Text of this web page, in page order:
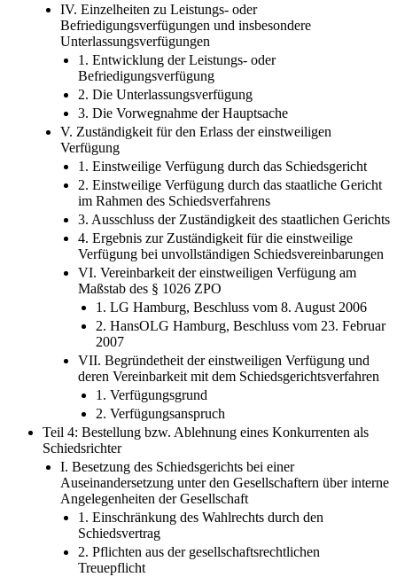
IV. Einzelheiten zu Leistungs- oder
Befriedigungsverfügungen und insbesondere
Unterlassungsverfügungen
1. Entwicklung der Leistungs- oder
Befriedigungsverfügung
2. Die Unterlassungsverfügung
3. Die Vorwegnahme der Hauptsache
V. Zuständigkeit für den Erlass der einstweiligen
Verfügung
1. Einstweilige Verfügung durch das Schiedsgericht
2. Einstweilige Verfügung durch das staatliche Gericht
im Rahmen des Schiedsverfahrens
3. Ausschluss der Zuständigkeit des staatlichen Gerichts
4. Ergebnis zur Zuständigkeit für die einstweilige
Verfügung bei unvollständigen Schiedsvereinbarungen
VI. Vereinbarkeit der einstweiligen Verfügung am
Maßstab des § 1026 ZPO
1. LG Hamburg, Beschluss vom 8. August 2006
2. HansOLG Hamburg, Beschluss vom 23. Februar
2007
VII. Begründetheit der einstweiligen Verfügung und
deren Vereinbarkeit mit dem Schiedsgerichtsverfahren
1. Verfügungsgrund
2. Verfügungsanspruch
Teil 4: Bestellung bzw. Ablehnung eines Konkurrenten als
Schiedsrichter
I. Besetzung des Schiedsgerichts bei einer
Auseinandersetzung unter den Gesellschaftern über interne
Angelegenheiten der Gesellschaft
1. Einschränkung des Wahlrechts durch den
Schiedsvertrag
2. Pflichten aus der gesellschaftsrechtlichen
Treuepflicht